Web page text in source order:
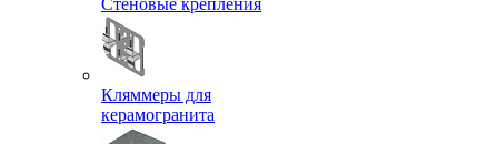
Стеновые крепления
Кляммеры для
керамогранита